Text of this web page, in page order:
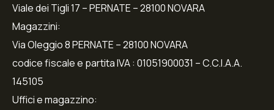
Viale dei Tigli 17 – PERNATE – 28100 NOVARA
Magazzini:
Via Oleggio 8 PERNATE – 28100 NOVARA
codice fiscale e partita IVA : 01051900031 – C.C.I.A.A.
145105
Uffici e magazzino: